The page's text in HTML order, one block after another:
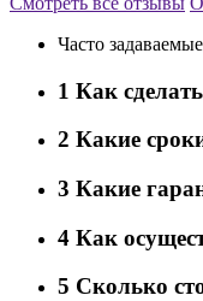
Часто
1 Как
2 Какие
3 Какие
4 Как
5 Сколько